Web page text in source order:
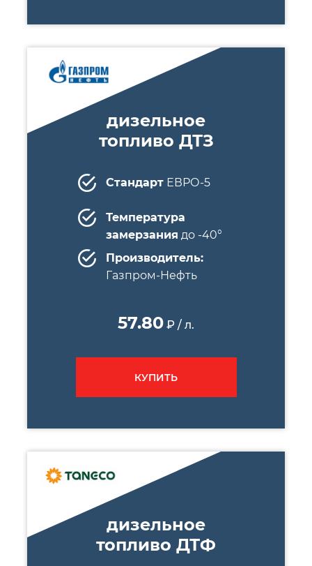
дизельное
топливо ДТЗ
СтандартЕВРО-5
Температура
замерзания до -40°
Производитель:
Газпром-Нефть
57.80 ₽ / л.
КУПИТЬ
дизельное
топливо ДТФ